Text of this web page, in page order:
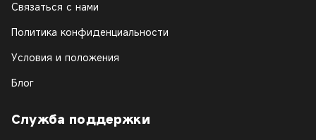
Связаться с нами
Политика конфиденциальности
Условия и положения
Блог
Служба поддержки